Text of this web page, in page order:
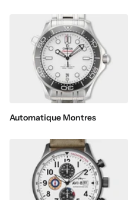
Automatique Montres